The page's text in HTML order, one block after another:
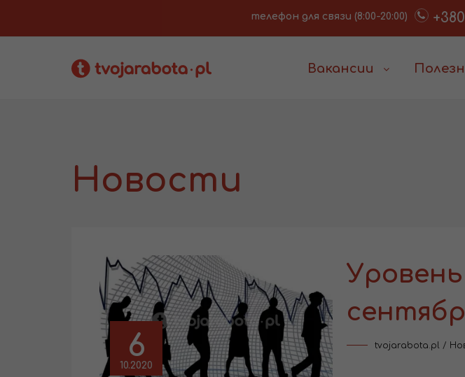
телефон для связи (8:00-20:00) +380
Вакансии
Новости
6
10.2020
tvojarabota.pl /